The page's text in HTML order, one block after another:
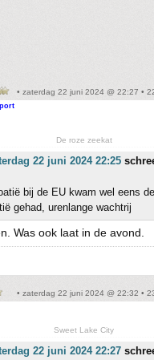
• zaterdag 22 juni 2024 @ 22:27 •
De roze zeekat
22 juni 2024 22:25
bij de EU kwam wel eens
gehad, urenlange wachtrij
Was ook laat in de avond.
• zaterdag 22 juni 2024 @ 22:32 •
Sweet Lake City
22 juni 2024 22:27